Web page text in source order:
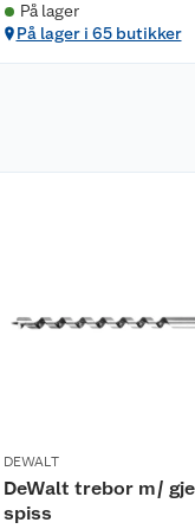
På lager
På lager i 65 butikker
DEWALT
DeWalt trebor m/
spiss